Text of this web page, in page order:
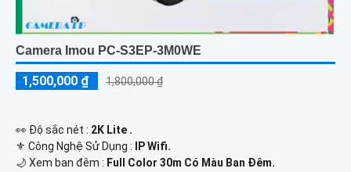
Camera Imou PC-S3EP-3M0WE
1,500,000 ₫ 1,800,000 ₫
️👀 Độ sắc nét : 2K Lite .
⚜️ Công Nghệ Sử Dụng :
IP Wifi.
🌙 Xem ban đêm : Full Color 30m Có Màu Ban Đêm.